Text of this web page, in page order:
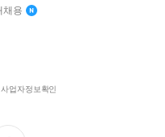
채용
사업자정보확인